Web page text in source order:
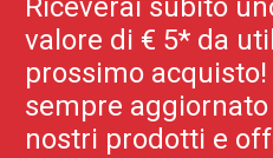
Riceverai subito
valore di € 5* da
prossimo
sempre
nostri prodotti e